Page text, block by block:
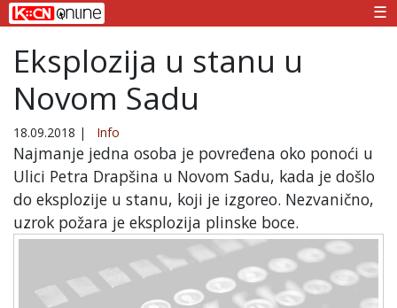
☰
Eksplozija u stanu u
Novom Sadu
18.09.2018 | Info
Najmanje jedna osoba je povređena oko ponoći u
Ulici Petra Drapšina u Novom Sadu, kada je došlo
do eksplozije u stanu, koji je izgoreo. Nezvanično,
uzrok požara je eksplozija plinske boce.